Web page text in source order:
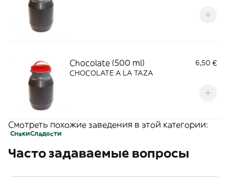
Chocolate (500 ml)
6,50 €
CHOCOLATE A LA TAZA
Смотреть похожие заведения в этой категории:
СнэкиСладости
Часто задаваемые вопросы